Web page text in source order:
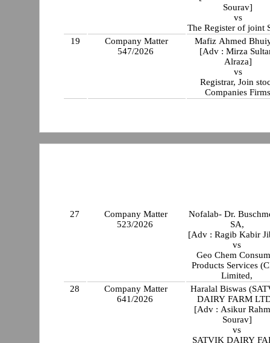
Sourav]
vs
The Register of joint
19
Company Matter
547/2026
Mafiz Ahmed
[Adv : Mirza
Alraza]
vs
Registrar, Join
Companies
27
Company Matter
523/2026
Nofalab- Dr.
SA,
[Adv : Ragib Kabir
vs
Geo Chem
Products Services
Limited,
28
Company Matter
641/2026
Haralal Biswas
DAIRY FARM
[Adv : Asikur
Sourav]
vs
SATVIK DAIRY